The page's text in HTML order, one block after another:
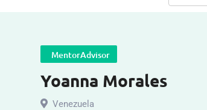
MentorAdvisor
Yoanna Morales
Venezuela